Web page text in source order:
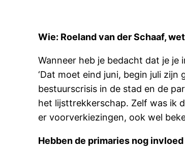
Wie: Roeland van der Schaaf,
Wanneer heb je bedacht dat je je
‘Dat moet eind juni, begin juli
bestuurscrisis in de stad en de
het lijsttrekkerschap. Zelf was ik
er voorverkiezingen, ook wel
Hebben de primaries nog